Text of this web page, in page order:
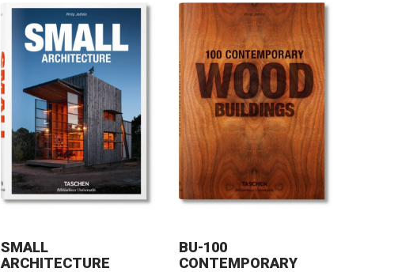
SMALL
ARCHITECTURE
BU-100
CONTEMPORARY